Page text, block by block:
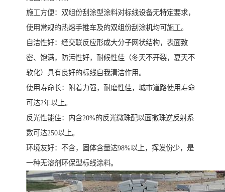
施工方便：双组份刮涂型涂料对标线设备无特定要求，
使用常规的热熔手推车及的双组份刮涂机均可施工。
自洁性好：经交联反应形成大分子网状结构，表面致
密、饱满，防污性好，耐候性佳（冬天不开裂，夏天不
软化）具有良好的标线自我清洁作用。
使用寿命长：附着力强，耐磨性佳，城市道路使用寿命
可达2年以上。
反光性能佳：内含20%的反光微珠配以面撒珠逆反射系
数可达250以上。
环境友好：不含，固体含量达98%以上，挥发份少，是
一种无溶剂环保型标线涂料。